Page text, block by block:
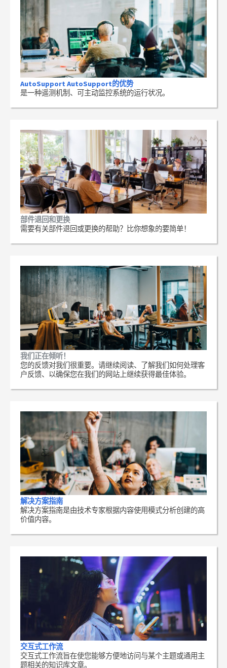
AutoSupport AutoSupport的优势
是一种遥测机制、可主动监控系统的运行状况。
部件退回和更换
需要有关部件退回或更换的帮助？比你想象的要简单！
我们正在倾听！
您的反馈对我们很重要。请继续阅读、了解我们如何处理客
户反馈、以确保您在我们的网站上继续获得最佳体验。
解决方案指南
解决方案指南是由技术专家根据内容使用模式分析创建的高
价值内容。
交互式工作流
交互式工作流旨在使您能够方便地访问与某个主题或通用主
题相关的知识库文章。